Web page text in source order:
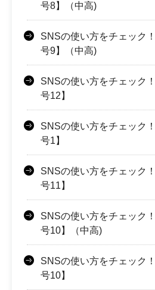
号8】（中高)
SNSの使い方をチェック
号9】（中高)
SNSの使い方をチェック
号12】
SNSの使い方をチェック
号1】
SNSの使い方をチェック
号11】
SNSの使い方をチェック
号10】（中高)
SNSの使い方をチェック
号10】